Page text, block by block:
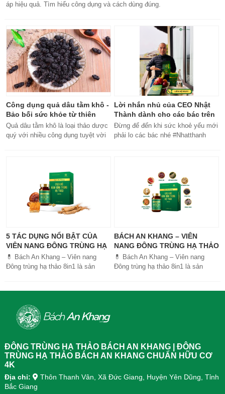
áp hiệu quả. Tìm hiểu công dụng và cách dùng đúng.
Công dụng quả dâu tằm khô -
Bảo bối sức khỏe từ thiên
nhiên
Quả dâu tằm khô là loại thảo dược
quý với nhiều công dụng tuyệt vời
Lời nhắn nhủ của CEO Nhật
Thành dành cho các bác trên
50 tuổi
Đừng để đến khi sức khoẻ yếu mới
phải lo các bác nhé #Nhatthanh
#khoetubentrong #nhatthanhbak
5 TÁC DỤNG NỔI BẬT CỦA
VIÊN NANG ĐÔNG TRÙNG HẠ
THẢO BÁCH AN KHANG
💊 Bách An Khang – Viên nang
Đông trùng hạ thảo 8in1 là sản
tiêu hóa, ngủ ngon, giảm mệt mỏi.
Sản phẩm được sản xuất tại nhà
máy đạt chuẩn GMP, sử dụng công
giúp hấp thu nhanh và hiệu quả
hơn.
BÁCH AN KHANG – VIÊN
NANG ĐÔNG TRÙNG HẠ THẢO
8IN1: GIẢI PHÁP SỨC KHỎE
TOÀN DIỆN
💊 Bách An Khang – Viên nang
Đông trùng hạ thảo 8in1 là sản
ĐÔNG TRÙNG HẠ THẢO BÁCH AN KHANG | ĐÔNG
TRÙNG HẠ THẢO BÁCH AN KHANG CHUẨN HỮU CƠ
4K
Địa chỉ:
Thôn Thanh Vân, Xã Đức Giang, Huyện Yên Dũng, Tỉnh
Bắc Giang